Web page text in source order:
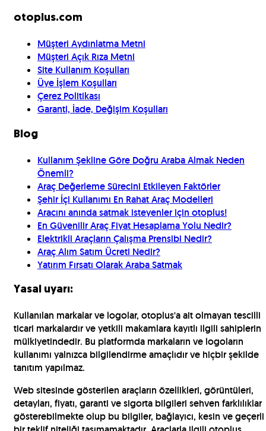
otoplus.com
Müşteri Aydınlatma Metni
Müşteri Açık Rıza Metni
Site Kullanım Koşulları
Üye İşlem Koşulları
Çerez Politikası
Garanti, İade, Değişim Koşulları
Blog
Kullanım Şekline Göre Doğru Araba Almak Neden
Önemli?
Araç Değerleme Sürecini Etkileyen Faktörler
Şehir İçi Kullanımı En Rahat Araç Modelleri
Aracını anında satmak isteyenler için otoplus!
En Güvenilir Araç Fiyat Hesaplama Yolu Nedir?
Elektrikli Araçların Çalışma Prensibi Nedir?
Araç Alım Satım Ücreti Nedir?
Yatırım Fırsatı Olarak Araba Satmak
Yasal uyarı:
Kullanılan markalar ve logolar, otoplus'a ait olmayan tescilli
ticari markalardır ve yetkili makamlara kayıtlı ilgili sahiplerin
mülkiyetindedir. Bu platformda markaların ve logoların
kullanımı yalnızca bilgilendirme amaçlıdır ve hiçbir şekilde
tanıtım yapılmaz.
Web sitesinde gösterilen araçların özellikleri, görüntüleri,
detayları, fiyatı, garanti ve sigorta bilgileri sehven farklılıklar
gösterebilmekte olup bu bilgiler, bağlayıcı, kesin ve geçerli